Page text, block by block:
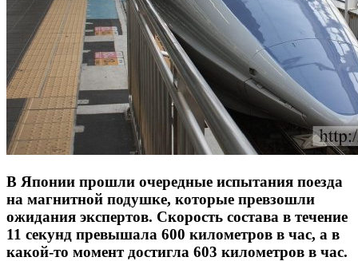
В Японии прошли очередные испытания поезда
на магнитной подушке, которые превзошли
ожидания экспертов. Скорость состава в течение
11 секунд превышала 600 километров в час, а в
какой-то момент достигла 603 километров в час.